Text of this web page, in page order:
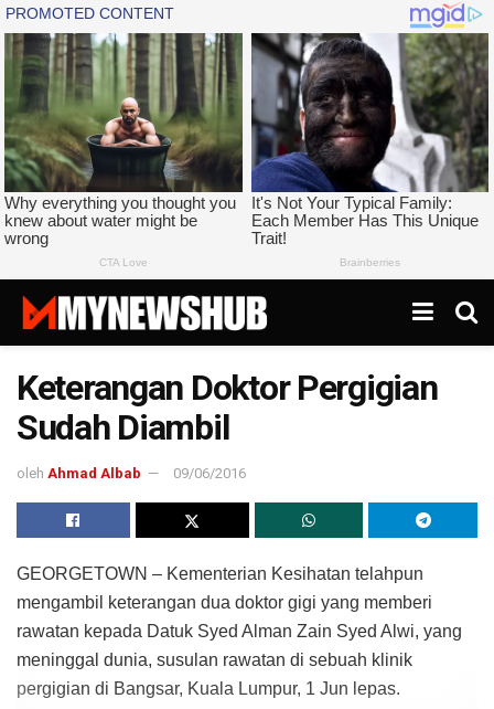
Keterangan Doktor Pergigian
Sudah Diambil
oleh Ahmad Albab 09/06/2016
GEORGETOWN – Kementerian Kesihatan telahpun
mengambil keterangan dua doktor gigi yang memberi
rawatan kepada Datuk Syed Alman Zain Syed Alwi, yang
meninggal dunia, susulan rawatan di sebuah klinik
pergigian di Bangsar, Kuala Lumpur, 1 Jun lepas.